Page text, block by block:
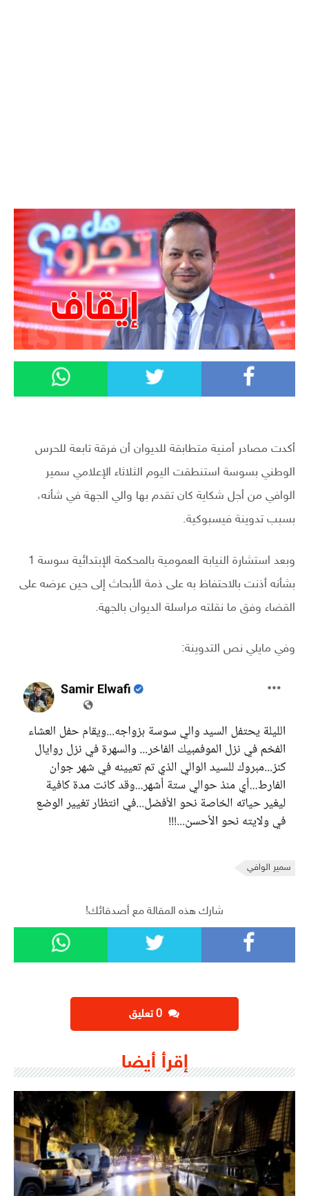
أكدت مصادر أمنية متطابقة للديوان أن فرقة تابعة للحرس
الوطني بسوسة استنطقت اليوم الثلاثاء الإعلامي سمير
الوافي من أجل شكاية كان تقدم بها والي الجهة في شأنه،
بسبب تدوينة فيسبوكية.
وبعد استشارة النيابة العمومية بالمحكمة الإبتدائية سوسة 1
بشأنه أذنت بالاحتفاظ به على ذمة الأبحاث إلى حين عرضه على
القضاء وفق ما نقلته مراسلة الديوان بالجهة.
وفي مايلي نص التدوينة:
سمير الوافي
شارك هذه المقالة مع أصدقائك!
إقرأ أيضا